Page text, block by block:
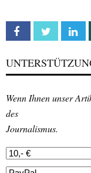
Facebook Twitter
Wenn Ihnen unser
des
Journalismus.